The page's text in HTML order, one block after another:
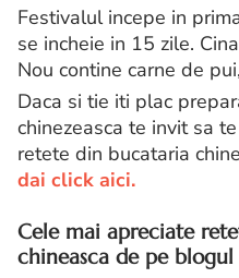
Festivalul incepe in
se incheie in 15 zile.
Nou contine carne de
Daca si tie iti plac
chinezeasca te invit sa
retete din bucataria
dai click aici.
Cele mai apreciate
chineasca de pe